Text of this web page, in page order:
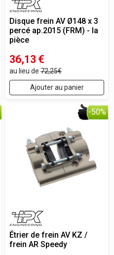
Disque frein AV Ø148 x 3
percé ap.2015 (FRM) - la
pièce
36,13 €
au lieu de 72,25€
Ajouter au panier
-50%
Étrier de frein AV KZ /
frein AR Speedy